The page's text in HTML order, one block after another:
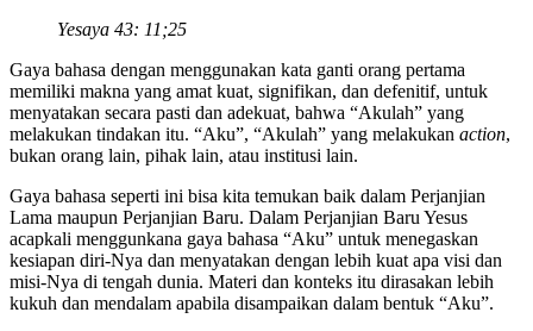
Yesaya 43: 11;25
Gaya bahasa dengan menggunakan kata ganti orang pertama
memiliki makna yang amat kuat, signifikan, dan defenitif, untuk
menyatakan secara pasti dan adekuat, bahwa “Akulah” yang
melakukan tindakan itu. “Aku”, “Akulah” yang melakukan action,
bukan orang lain, pihak lain, atau institusi lain.
Gaya bahasa seperti ini bisa kita temukan baik dalam Perjanjian
Lama maupun Perjanjian Baru. Dalam Perjanjian Baru Yesus
acapkali menggunkana gaya bahasa “Aku” untuk menegaskan
kesiapan diri-Nya dan menyatakan dengan lebih kuat apa visi dan
misi-Nya di tengah dunia. Materi dan konteks itu dirasakan lebih
kukuh dan mendalam apabila disampaikan dalam bentuk “Aku”.